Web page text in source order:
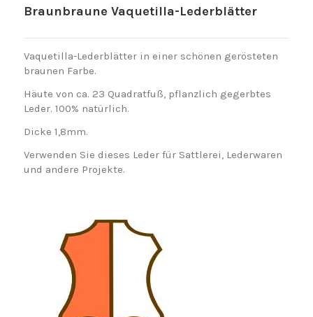
Braunbraune Vaquetilla-Lederblätter
Vaquetilla-Lederblätter in einer schönen gerösteten
braunen Farbe.
Häute von ca. 23 Quadratfuß, pflanzlich gegerbtes
Leder. 100% natürlich.
Dicke 1,8mm.
Verwenden Sie dieses Leder für Sattlerei, Lederwaren
und andere Projekte.